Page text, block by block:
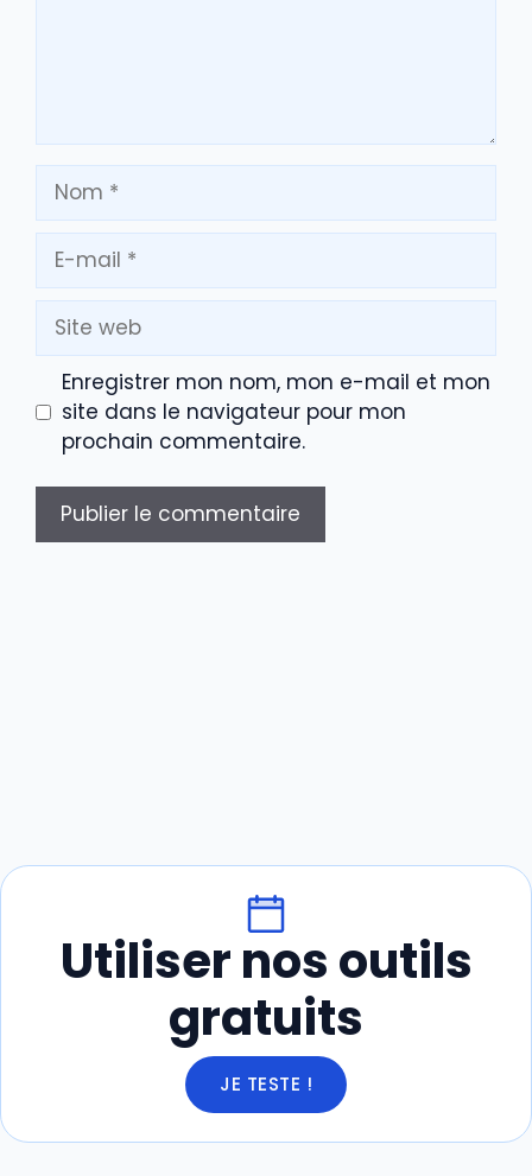
Nom
mail
Site
web
Enregistrer mon nom, mon e-mail et mon
site dans le navigateur pour mon
prochain commentaire.
Utiliser nos outils
gratuits
JE TESTE !